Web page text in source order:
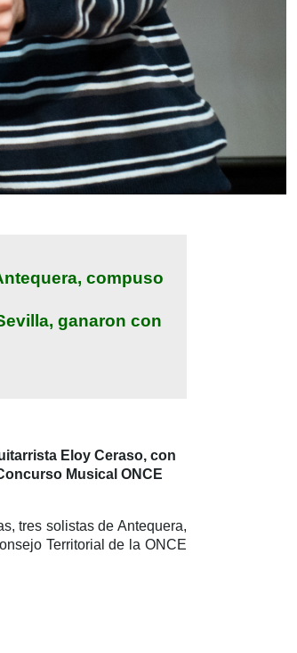
compuso
ganaron con
Eloy Ceraso, con
Musical ONCE
tres solistas de Antequera,
Territorial de la ONCE